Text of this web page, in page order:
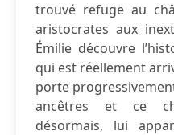
trouvé refuge au
aristocrates aux
Émilie découvre
qui est réellement
porte
ancêtres et ce
désormais, lui